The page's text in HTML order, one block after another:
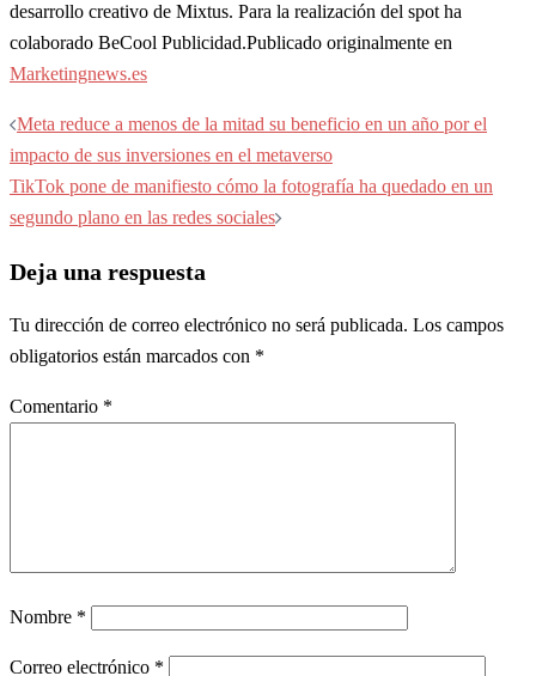
desarrollo creativo de Mixtus. Para la realización del spot ha
colaborado BeCool Publicidad.Publicado originalmente en
Marketingnews.es
Navegación
de
entradas
Meta reduce a menos de la mitad su beneficio en un año por el
impacto de sus inversiones en el metaverso
TikTok pone de manifiesto cómo la fotografía ha quedado en un
segundo plano en las redes sociales
Deja una respuesta
Tu dirección de correo electrónico no será publicada. Los campos
obligatorios están marcados con *
Comentario *
Nombre *
Correo electrónico *